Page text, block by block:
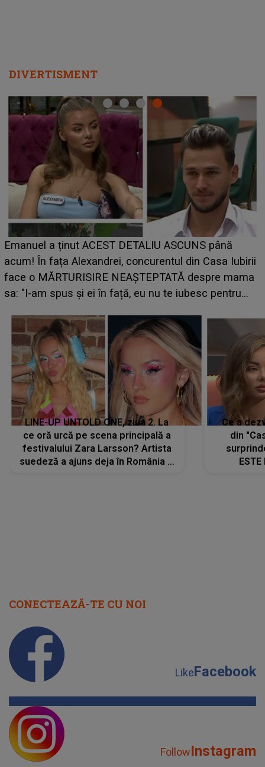
DIVERTISMENT
Cine este Bianca, tânăra clujeancă luată pe scenă la
UNTOLD ONE de Zara Larsson? Aceasta a dezvăluit
ce i-a spus artista suedeză în culise: „Nu am fost
pregătită...”
LINE-UP UNTOLD ONE, ziua 2. La
ce oră urcă pe scena principală a
festivalului Zara Larsson? Artista
suedeză a ajuns deja în România și
Ce a
din
CONECTEAZĂ-TE CU NOI
LikeFacebook
FollowInstagram